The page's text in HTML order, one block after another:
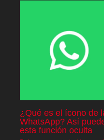
¿Qué es el ícono de
WhatsApp? Así
esta función oculta